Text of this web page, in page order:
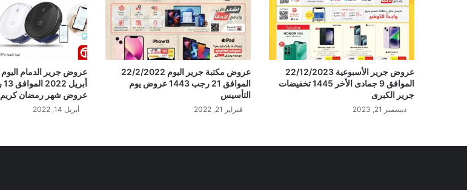
عروض جرير الأسبوعية 22/12/2023
الموافق 9 جمادى الأخر 1445 تخفيضات
جرير الكبرى
ديسمبر 21, 2023
عروض مكتبة جرير اليوم 22/2/2022
الموافق 21 رجب 1443 عروض يوم
التأسيس
فبراير 21, 2022
عروض شهر رمضان كريم
أبريل 14, 2022